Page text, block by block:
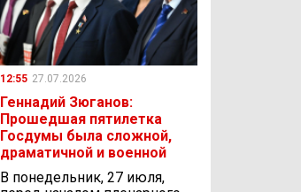
12:55 27.07.2026
Геннадий Зюганов:
Прошедшая пятилетка
Госдумы была сложной,
драматичной и военной
В понедельник, 27 июля,